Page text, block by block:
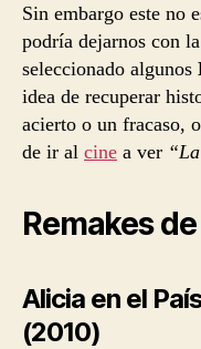
Sin embargo este no
podría dejarnos con
seleccionado algunos
idea de recuperar
acierto o un fracaso,
de ir al cine a ver
Remakes
Alicia en el
(2010)